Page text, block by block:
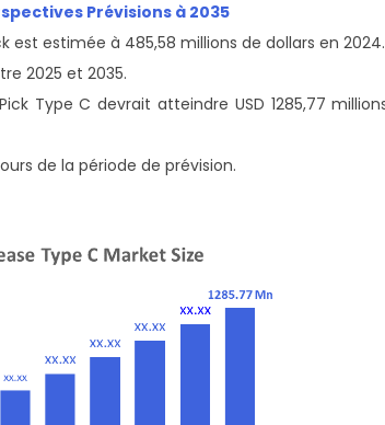
Prévisions à 2035
estimée à 485,58 millions de dollars en 2024.
2025 et 2035.
Type C devrait atteindre USD 1285,77
de la période de prévision.